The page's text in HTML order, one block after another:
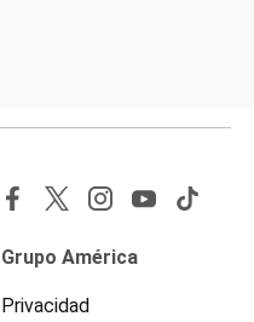
Grupo América
Privacidad